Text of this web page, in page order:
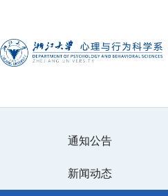
通知公告
新闻动态